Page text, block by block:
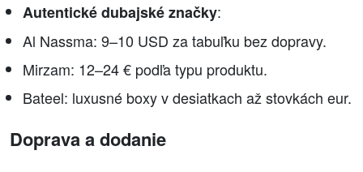
Autentické dubajské značky:
Al Nassma: 9–10 USD za tabuľku bez dopravy.
Mirzam: 12–24 € podľa typu produktu.
Bateel: luxusné boxy v desiatkach až stovkách eur.
Doprava a dodanie